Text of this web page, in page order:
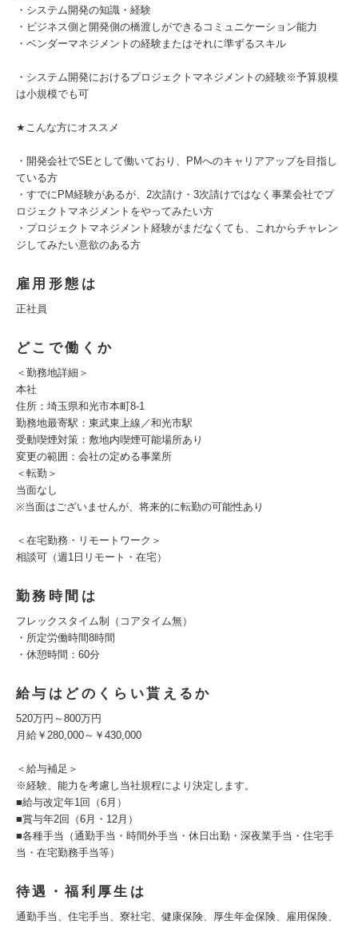
・システム開発の知識・経験
・ビジネス側と開発側の橋渡しができるコミュニケーション能力
・ベンダーマネジメントの経験またはそれに準ずるスキル
・システム開発におけるプロジェクトマネジメントの経験※予算規模
は小規模でも可
★こんな方にオススメ
・開発会社でSEとして働いており、PMへのキャリアアップを目指し
ている方
・すでにPM経験があるが、2次請け・3次請けではなく事業会社でプ
ロジェクトマネジメントをやってみたい方
・プロジェクトマネジメント経験がまだなくても、これからチャレン
ジしてみたい意欲のある方
雇用形態は
正社員
どこで働くか
＜勤務地詳細＞
本社
住所：埼玉県和光市本町8-1
勤務地最寄駅：東武東上線／和光市駅
受動喫煙対策：敷地内喫煙可能場所あり
変更の範囲：会社の定める事業所
＜転勤＞
当面なし
※当面はございませんが、将来的に転勤の可能性あり
＜在宅勤務・リモートワーク＞
相談可（週1日リモート・在宅）
勤務時間は
フレックスタイム制（コアタイム無）
・所定労働時間8時間
・休憩時間：60分
給与はどのくらい貰えるか
520万円～800万円
月給￥280,000～￥430,000
＜給与補足＞
※経験、能力を考慮し当社規程により決定します。
■給与改定年1回（6月）
■賞与年2回（6月・12月）
■各種手当（通勤手当・時間外手当・休日出勤・深夜業手当・住宅手
当・在宅勤務手当等）
待遇・福利厚生は
通勤手当、住宅手当、寮社宅、健康保険、厚生年金保険、雇用保険、